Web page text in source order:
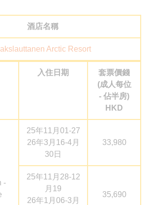
最新資訊
酒店名稱
Arctic Resort
入住日期
套票價錢
(成人每位
- 佔半房)
HKD
-
25年11月01-27
26年3月16-4月
30日
33,980
25年11月28-12
月19
26年1月06-3月
35,690